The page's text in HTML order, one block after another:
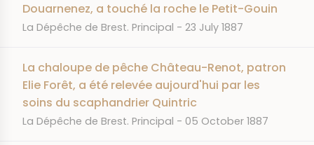
Douarnenez, a touché la roche le Petit-Gouin
JOURNAL
La Dépêche de Brest. Principal DATE
23 July 1887
La chaloupe de pêche Château-Renot, patron
Elie Forêt, a été relevée aujourd'hui par les
soins du scaphandrier Quintric
JOURNAL
La Dépêche de Brest. Principal DATE
05 October 1887